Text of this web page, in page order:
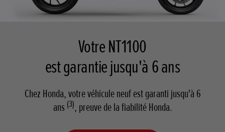
Votre NT1100
est garantie jusqu'à 6 ans
Chez Honda, votre véhicule neuf est garanti jusqu'à 6
ans (3), preuve de la fiabilité Honda.